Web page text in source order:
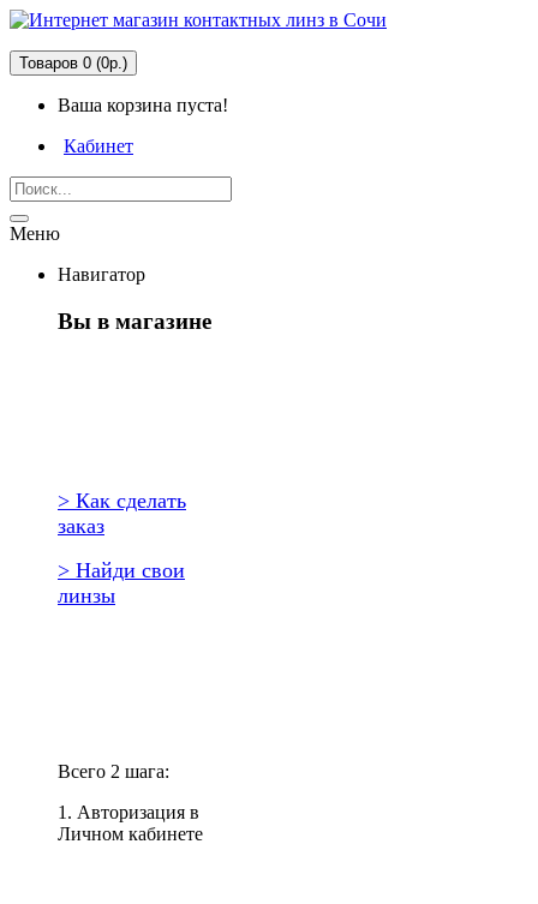
Товаров 0 (0р.)
Ваша корзина пуста!
Кабинет
Меню
Навигатор
Вы в магазине
> Как сделать
заказ
> Найди свои
линзы
Всего 2 шага:
1. Авторизация в
Личном кабинете